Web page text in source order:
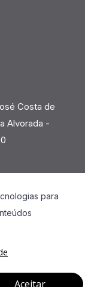
Costa de
Alvorada -
para
Aceitar